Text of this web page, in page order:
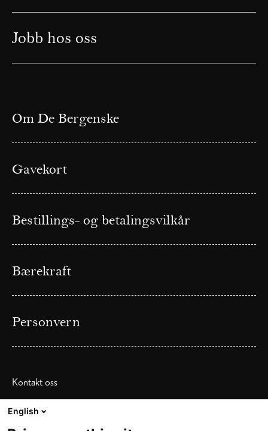
Jobb hos oss
Om De Bergenske
Gavekort
Bestillings- og betalingsvilkår
Bærekraft
Personvern
Kontakt oss
Telefon: (+47) 55 33 64 00
English